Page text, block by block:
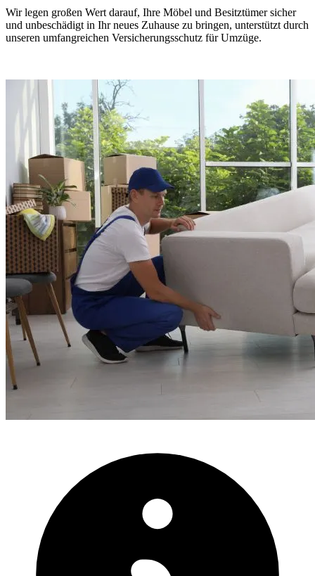
Wir legen großen Wert darauf, Ihre Möbel und Besitztümer sicher
und unbeschädigt in Ihr neues Zuhause zu bringen, unterstützt durch
unseren umfangreichen Versicherungsschutz für Umzüge.